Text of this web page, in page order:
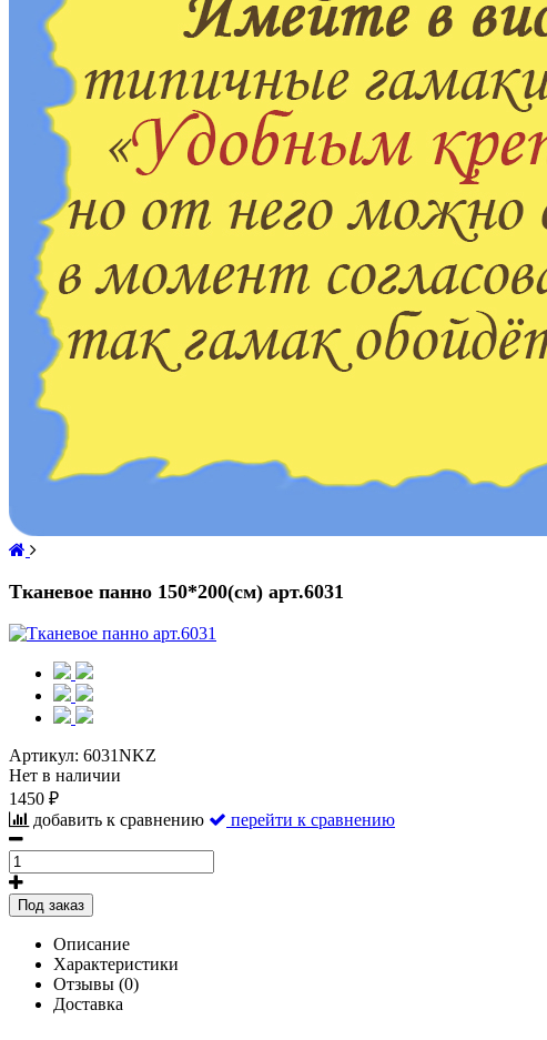
Тканевое панно 150*200(см) арт.6031
Артикул: 6031NKZ
Нет в наличии
1450 ₽
добавить к сравнению
перейти к сравнению
Под заказ
Описание
Характеристики
Отзывы (0)
Доставка